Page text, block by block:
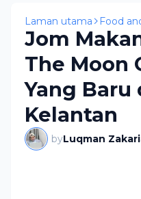
Laman utama Food
Jom
The Moon
Yang Baru
Kelantan
byLuqman